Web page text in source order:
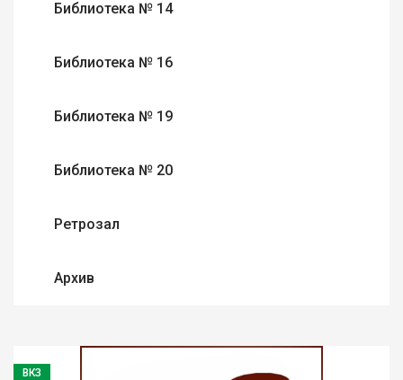
Библиотека № 14
Библиотека № 16
Библиотека № 19
Библиотека № 20
Ретрозал
Архив
ВКЗ